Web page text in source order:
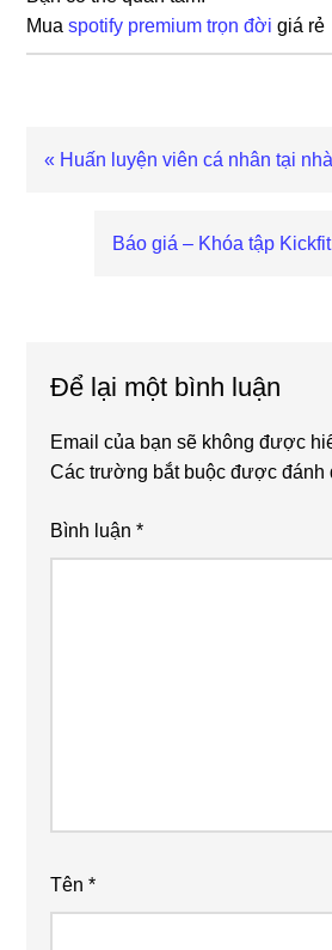
Muaspotify premium trọn đời giá rẻ
Previous
« Huấn luyện viên cá nhân tại
Next
Báo giá – Khóa tập
Để lại một bình luận
Email của bạn sẽ không được
Các trường bắt buộc được
Bình luận*
Tên*